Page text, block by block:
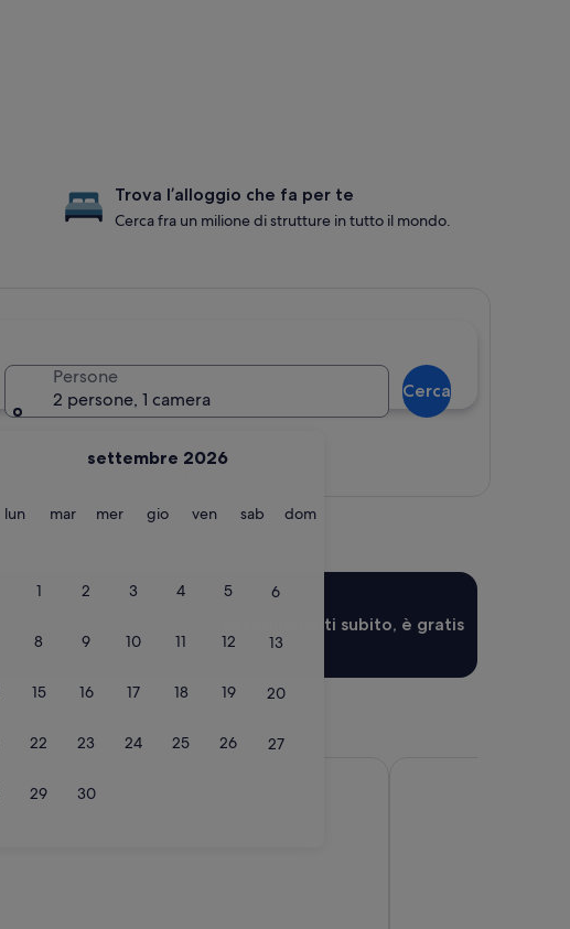
settembre 2026
lunlunedì
marmartedì
mermercoledì
giogiovedì
venvenerdì
sabsabato
domdomenica
1 2 3 4 5 6
8 9 10 11 12 13
15 16 17 18 19 20
22 23 24 25 26 27
29 30
Persone
2 persone, 1 camera
Cerca
Trova l’alloggio che fa per te
Cerca fra un milione di strutture in tutto il mondo.
Iscriviti subito, è gratis